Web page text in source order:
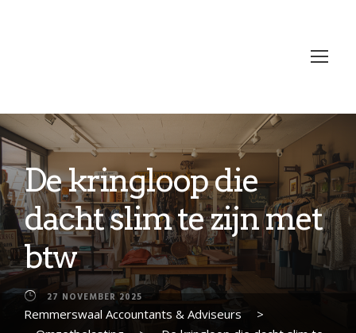
De kringloop die
dacht slim te zijn met
btw
27 NOVEMBER 2025
Remmerswaal Accountants & Adviseurs
>